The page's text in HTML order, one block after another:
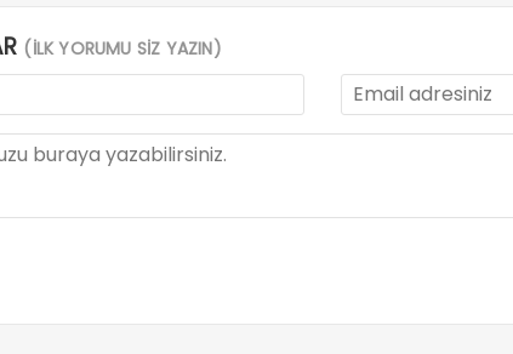
(İLK YORUMU SİZ YAZIN)